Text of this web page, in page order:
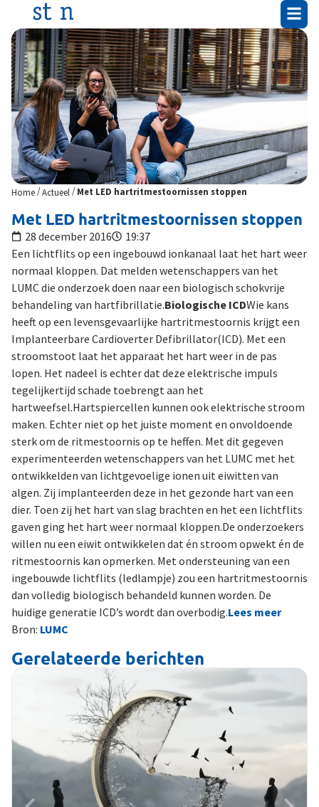
Home/Actueel /Met LED hartritmestoornissen stoppen
Met LED hartritmestoornissen stoppen
28 december 2016
19:37
Een lichtflits op een ingebouwd ionkanaal laat het hart weer
normaal kloppen. Dat melden wetenschappers van het
LUMC die onderzoek doen naar een biologisch schokvrije
behandeling van hartfibrillatie.Biologische ICDWie kans
heeft op een levensgevaarlijke hartritmestoornis krijgt een
Implanteerbare Cardioverter Defibrillator(ICD). Met een
stroomstoot laat het apparaat het hart weer in de pas
lopen. Het nadeel is echter dat deze elektrische impuls
tegelijkertijd schade toebrengt aan het
hartweefsel.Hartspiercellen kunnen ook elektrische stroom
maken. Echter niet op het juiste moment en onvoldoende
sterk om de ritmestoornis op te heffen. Met dit gegeven
experimenteerden wetenschappers van het LUMC met het
ontwikkelden van lichtgevoelige ionen uit eiwitten van
algen. Zij implanteerden deze in het gezonde hart van een
dier. Toen zij het hart van slag brachten en het een lichtflits
gaven ging het hart weer normaal kloppen.De onderzoekers
willen nu een eiwit ontwikkelen dat én stroom opwekt én de
ritmestoornis kan opmerken. Met ondersteuning van een
ingebouwde lichtflits (ledlampje) zou een hartritmestoornis
dan volledig biologisch behandeld kunnen worden. De
huidige generatie ICD’s wordt dan overbodig.Lees meer
Bron: LUMC
Gerelateerde berichten